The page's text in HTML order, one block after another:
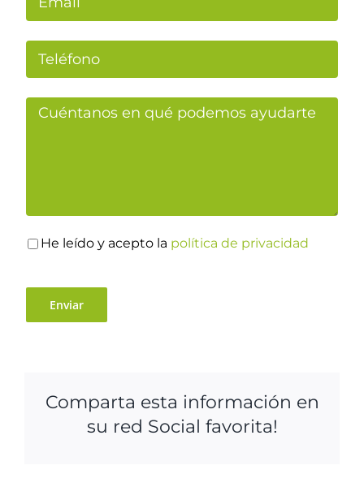
He leído y acepto la política de privacidad
Comparta esta información en
su red Social favorita!